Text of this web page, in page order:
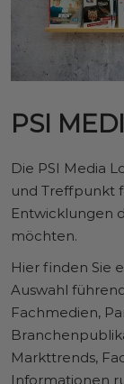
PSI
Die PSI Media
und Treffpunkt
Entwicklungen
möchten.
Hier finden Sie
Auswahl
Fachmedien,
Markttrends,
Informationen